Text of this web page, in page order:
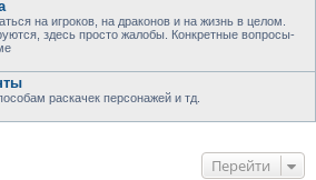
на игроков, на драконов и на жизнь в целом.
здесь просто жалобы. Конкретные вопросы-
раскачек персонажей и тд.
Перейти